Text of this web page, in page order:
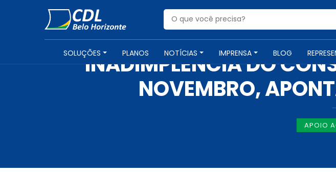
SOLUÇÕES PLANOS NOTÍCIAS IMPRENSA BLOG
NOTÍCIAS -13
INADIMPLÊNCIA DO
NOVEMBRO,
APOIO